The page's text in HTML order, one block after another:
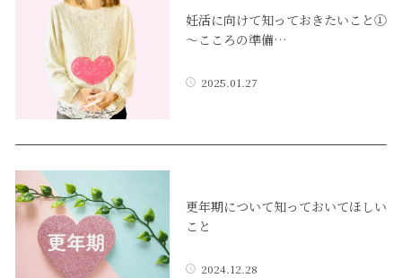
妊活に向けて知っておきたいこと①
～こころの準備…
2025.01.27
更年期について知っておいてほしい
こと
2024.12.28